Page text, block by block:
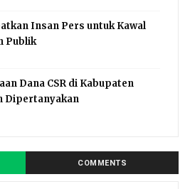
Insan Pers untuk Kawal
Publik
Dana CSR di Kabupaten
Dipertanyakan
COMMENTS